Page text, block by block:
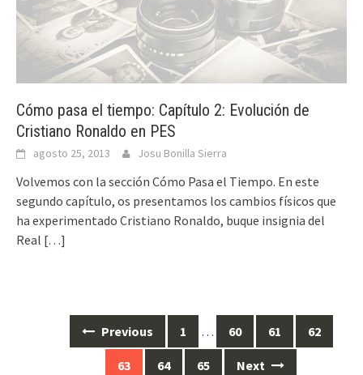
Cómo pasa el tiempo: Capítulo 2: Evolución de
Cristiano Ronaldo en PES
agosto 25, 2013 Josu Bonilla Sierra
Volvemos con la sección Cómo Pasa el Tiempo. En este
segundo capítulo, os presentamos los cambios físicos que
ha experimentado Cristiano Ronaldo, buque insignia del
Real […]
navigation
Previous 1 … 60 61 62
63 64 65 Next